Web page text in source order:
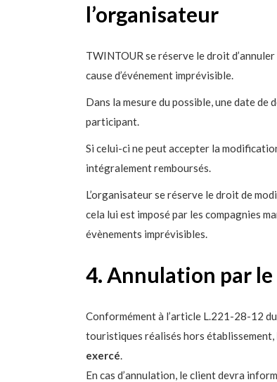
l’organisateur
TWINTOUR se réserve le droit
cause d’événement imprévisible.
Dans la mesure du possible, une date
participant.
Si celui-ci ne peut accepter la
intégralement remboursés.
L’organisateur se réserve le droit de
cela lui est imposé par les compagnies
évènements imprévisibles.
4. Annulation par
Conformément à l’article L.221-28-12
touristiques réalisés hors établissement,
exercé.
En cas d’annulation, le client devra